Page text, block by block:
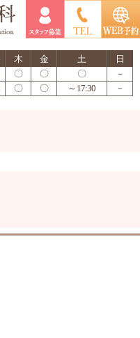
木 金 土
日
〇 〇 〇
－
〇 〇 ～17:30 －